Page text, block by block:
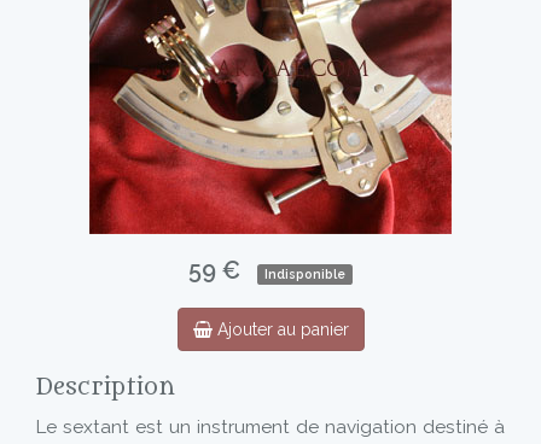
59 € Indisponible
Ajouter au panier
Description
Le sextant est un instrument de navigation destiné à